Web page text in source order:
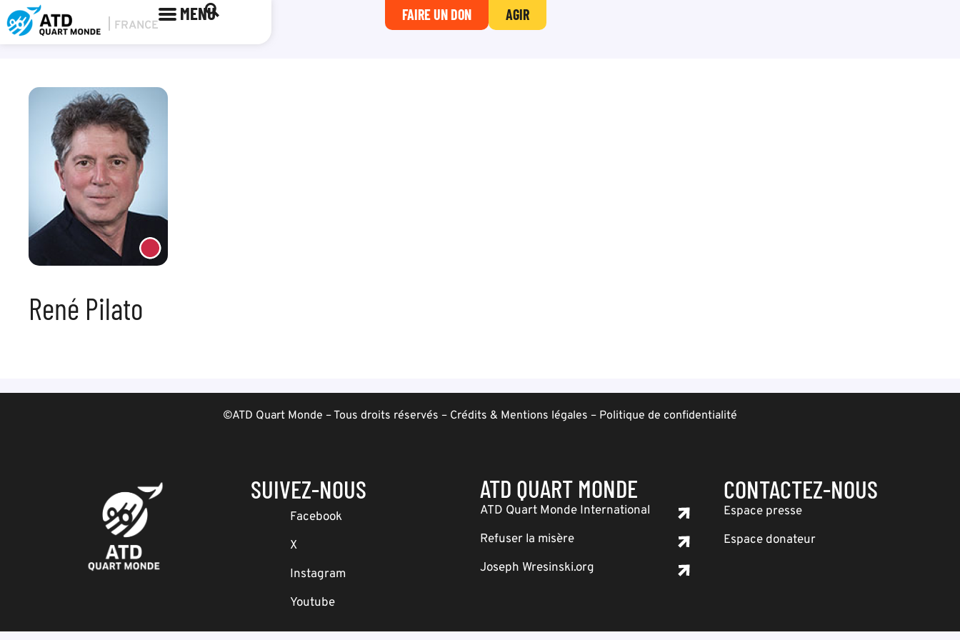
MENU FAIRE UN DON AGIR
René Pilato
©ATD Quart Monde – Tous droits réservés – Crédits & Mentions légales – Politique de confidentialité
SUIVEZ-NOUS
Facebook
X
Instagram
Youtube
ATD QUART MONDE
ATD Quart Monde International
Refuser la misère
Joseph Wresinski.org
CONTACTEZ-NOUS
Espace presse
Espace donateur